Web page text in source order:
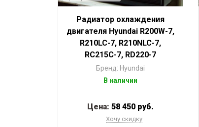
Радиатор охлаждения
двигателя Hyundai R200W-7,
R210LC-7, R210NLC-7,
RC215C-7, RD220-7
Бренд: Hyundai
В наличии
Цена: 58 450 руб.
Хочу скидку